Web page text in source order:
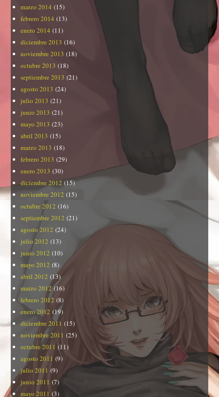
marzo 2014 (15)
febrero 2014 (13)
enero 2014 (11)
diciembre 2013 (16)
noviembre 2013 (18)
octubre 2013 (18)
septiembre 2013 (21)
agosto 2013 (24)
julio 2013 (21)
junio 2013 (21)
mayo 2013 (23)
abril 2013 (15)
marzo 2013 (18)
febrero 2013 (29)
enero 2013 (30)
diciembre 2012 (15)
noviembre 2012 (15)
octubre 2012 (16)
septiembre 2012 (21)
agosto 2012 (24)
julio 2012 (13)
junio 2012 (10)
mayo 2012 (8)
abril 2012 (13)
marzo 2012(16)
febrero 2012 (8)
enero 2012 (19)
diciembre 2011 (15)
noviembre 2011 (25)
octubre 2011 (11)
agosto 2011 (9)
julio 2011 (9)
junio 2011 (7)
mayo 2011 (3)